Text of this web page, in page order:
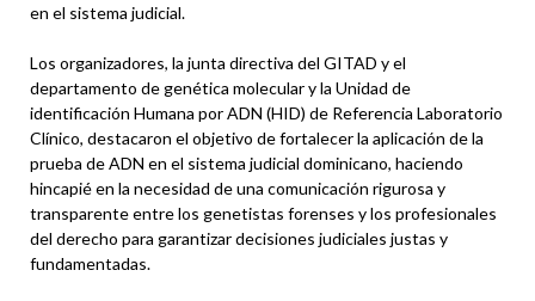
en el sistema judicial.
Los organizadores, la junta directiva del GITAD y el
departamento de genética molecular y la Unidad de
identificación Humana por ADN (HID) de Referencia Laboratorio
Clínico, destacaron el objetivo de fortalecer la aplicación de la
prueba de ADN en el sistema judicial dominicano, haciendo
hincapié en la necesidad de una comunicación rigurosa y
transparente entre los genetistas forenses y los profesionales
del derecho para garantizar decisiones judiciales justas y
fundamentadas.